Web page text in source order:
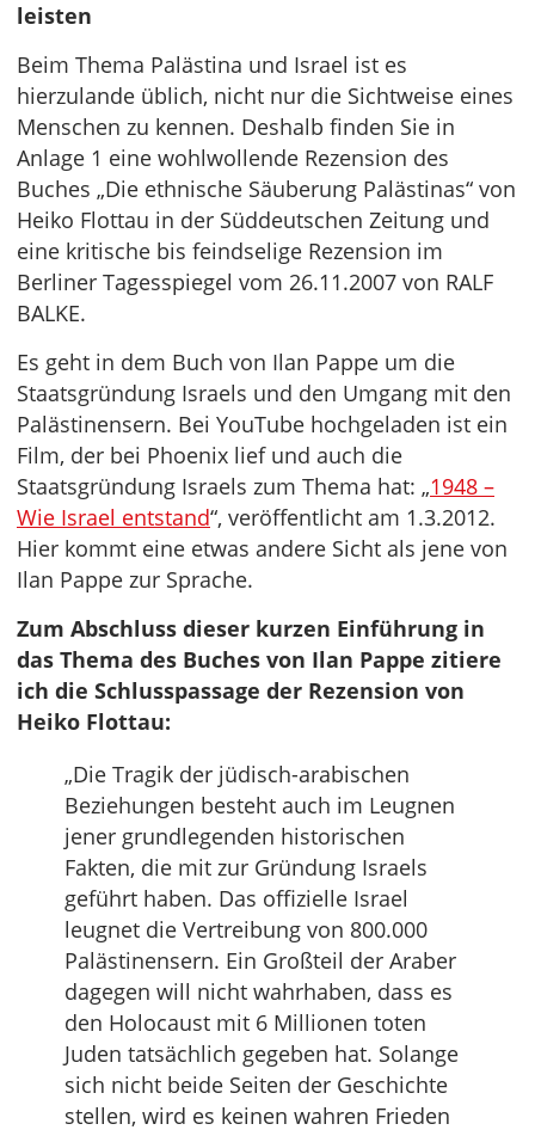
leisten
Beim Thema Palästina und Israel ist es
hierzulande üblich, nicht nur die Sichtweise eines
Menschen zu kennen. Deshalb finden Sie in
Anlage 1 eine wohlwollende Rezension des
Buches „Die ethnische Säuberung Palästinas“ von
Heiko Flottau in der Süddeutschen Zeitung und
eine kritische bis feindselige Rezension im
Berliner Tagesspiegel vom 26.11.2007 von RALF
BALKE.
Es geht in dem Buch von Ilan Pappe um die
Staatsgründung Israels und den Umgang mit den
Palästinensern. Bei YouTube hochgeladen ist ein
Film, der bei Phoenix lief und auch die
Staatsgründung Israels zum Thema hat: „1948 –
Wie Israel entstand“, veröffentlicht am 1.3.2012.
Hier kommt eine etwas andere Sicht als jene von
Ilan Pappe zur Sprache.
Zum Abschluss dieser kurzen Einführung in
das Thema des Buches von Ilan Pappe zitiere
ich die Schlusspassage der Rezension von
Heiko Flottau:
„Die Tragik der jüdisch-arabischen
Beziehungen besteht auch im Leugnen
jener grundlegenden historischen
Fakten, die mit zur Gründung Israels
geführt haben. Das offizielle Israel
leugnet die Vertreibung von 800.000
Palästinensern. Ein Großteil der Araber
dagegen will nicht wahrhaben, dass es
den Holocaust mit 6 Millionen toten
Juden tatsächlich gegeben hat. Solange
sich nicht beide Seiten der Geschichte
stellen, wird es keinen wahren Frieden